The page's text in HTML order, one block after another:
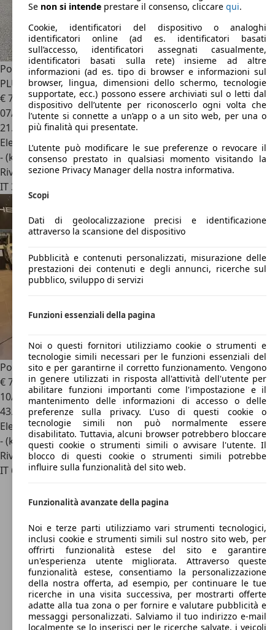
Porsche TaycanSport Turismo PERFORMANCE BATTERY
PLUS
€ 73.5001
07/2023
21.995 km
Elettrica
- (kWh/100 km)
Rivenditore
IT 33100
Porsche MacanMacan II 2024 4
€ 79.900 1
10/2024
43.212 km
Elettrica
- (kWh/100 km)
Rivenditore
IT 66020San Giovanni Teatino
Se non si intende prestare il consenso, cliccare qui.
Cookie, identificatori del dispositivo o analoghi
identificatori online (ad es. identificatori basati
sull’accesso, identificatori assegnati casualmente,
identificatori basati sulla rete) insieme ad altre
informazioni (ad es. tipo di browser e informazioni sul
browser, lingua, dimensioni dello schermo, tecnologie
supportate, ecc.) possono essere archiviati sul o letti dal
dispositivo dell’utente per riconoscerlo ogni volta che
l’utente si connette a un’app o a un sito web, per una o
più finalità qui presentate.
L’utente può modificare le sue preferenze o revocare il
consenso prestato in qualsiasi momento visitando la
sezione Privacy Manager della nostra informativa.
Scopi
Dati di geolocalizzazione precisi e identificazione
attraverso la scansione del dispositivo
Pubblicità e contenuti personalizzati, misurazione delle
prestazioni dei contenuti e degli annunci, ricerche sul
pubblico, sviluppo di servizi
Funzioni essenziali della pagina
Noi o questi fornitori utilizziamo cookie o strumenti e
tecnologie simili necessari per le funzioni essenziali del
sito e per garantirne il corretto funzionamento. Vengono
in genere utilizzati in risposta all'attività dell'utente per
abilitare funzioni importanti come l'impostazione e il
mantenimento delle informazioni di accesso o delle
preferenze sulla privacy. L'uso di questi cookie o
tecnologie simili non può normalmente essere
disabilitato. Tuttavia, alcuni browser potrebbero bloccare
questi cookie o strumenti simili o avvisare l'utente. Il
blocco di questi cookie o strumenti simili potrebbe
influire sulla funzionalità del sito web.
Funzionalità avanzate della pagina
Noi e terze parti utilizziamo vari strumenti tecnologici,
inclusi cookie e strumenti simili sul nostro sito web, per
offrirti funzionalità estese del sito e garantire
un'esperienza utente migliorata. Attraverso queste
funzionalità estese, consentiamo la personalizzazione
della nostra offerta, ad esempio, per continuare le tue
ricerche in una visita successiva, per mostrarti offerte
adatte alla tua zona o per fornire e valutare pubblicità e
messaggi personalizzati. Salviamo il tuo indirizzo e-mail
localmente se lo inserisci per le ricerche salvate, i veicoli